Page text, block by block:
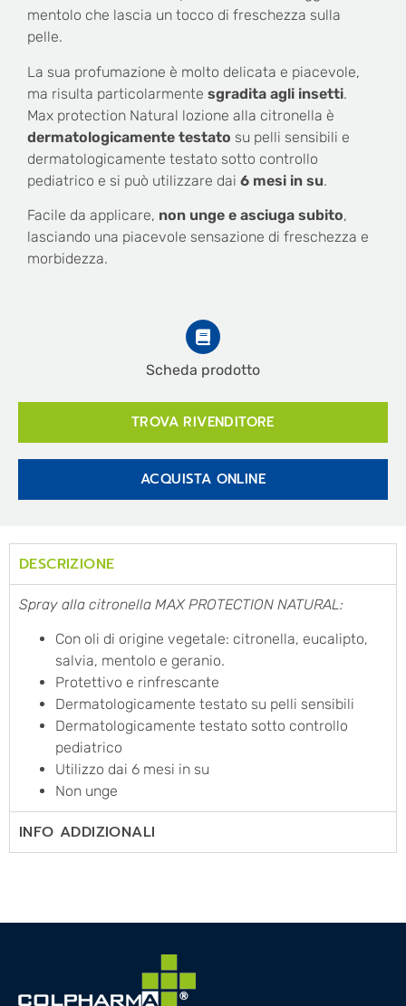
mentolo che lascia un tocco di freschezza sulla
pelle.
La sua profumazione è molto delicata e piacevole,
ma risulta particolarmente sgradita agli insetti.
Max protection Natural lozione alla citronella è
dermatologicamente testato su pelli sensibili e
dermatologicamente testato sotto controllo
pediatrico e si può utilizzare dai 6 mesi in su.
Facile da applicare, non unge e asciuga subito,
lasciando una piacevole sensazione di freschezza e
morbidezza.
Scheda prodotto
TROVA RIVENDITORE
ACQUISTA ONLINE
DESCRIZIONE
Spray alla citronella MAX PROTECTION NATURAL:
Con oli di origine vegetale: citronella, eucalipto,
salvia, mentolo e geranio.
Protettivo e rinfrescante
Dermatologicamente testato su pelli sensibili
Dermatologicamente testato sotto controllo
pediatrico
Utilizzo dai 6 mesi in su
Non unge
INFO ADDIZIONALI